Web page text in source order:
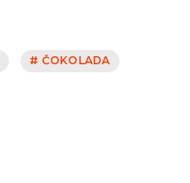
# ČOKOLADA